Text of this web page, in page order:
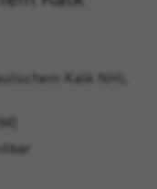
Kalk NHL